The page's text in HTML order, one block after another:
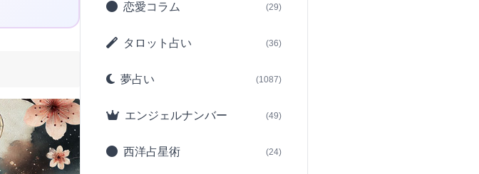
恋愛コラム (29)
タロット占い (36)
夢占い (1087)
エンジェルナンバー (49)
西洋占星術 (24)